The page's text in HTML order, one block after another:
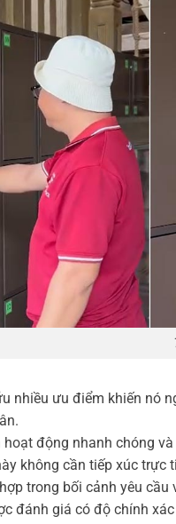
nhiều ưu điểm khiến nó
động nhanh chóng
không cần tiếp xúc
trong bối cảnh yêu
đánh giá có độ chính